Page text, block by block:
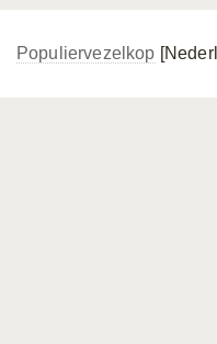
Populiervezelkop